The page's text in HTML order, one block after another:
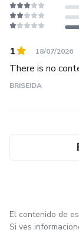
1 18/07/2026
There is no
BRISEIDA
El contenido de
Si ves